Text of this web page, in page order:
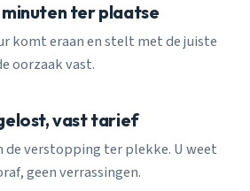
minuten ter plaatse
komt eraan en stelt met de juiste
oorzaak vast.
vast tarief
de verstopping ter plekke. U weet
geen verrassingen.